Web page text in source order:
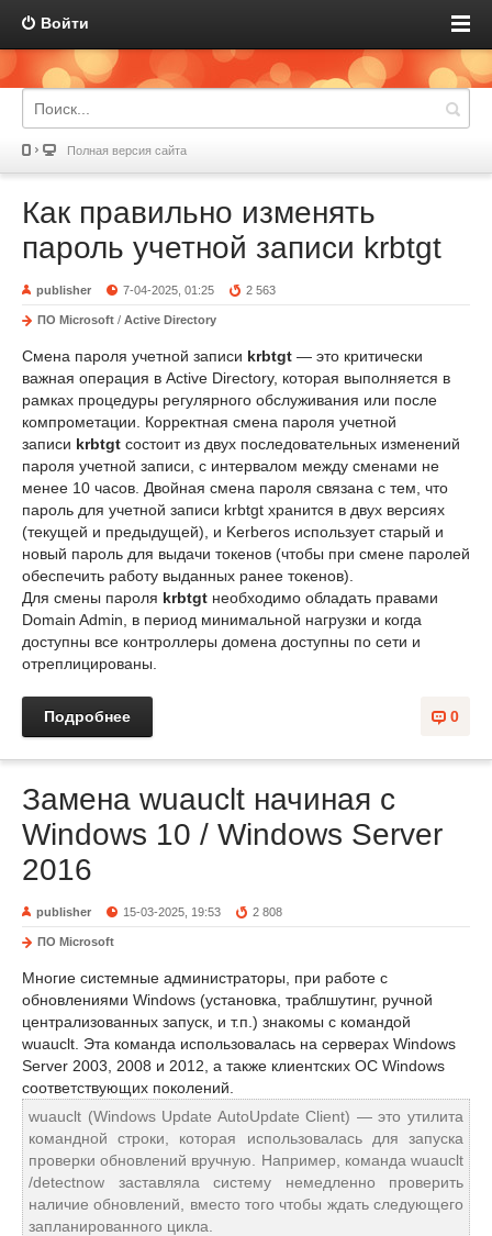
Войти
Полная версия сайта
Как правильно изменять
пароль учетной записи krbtgt
publisher 7-04-2025, 01:25 2 563
ПО Microsoft / Active Directory
Смена пароля учетной записи krbtgt — это критически
важная операция в Active Directory, которая выполняется в
рамках процедуры регулярного обслуживания или после
компрометации. Корректная смена пароля учетной
записи krbtgt состоит из двух последовательных изменений
пароля учетной записи, с интервалом между сменами не
менее 10 часов. Двойная смена пароля связана с тем, что
пароль для учетной записи krbtgt хранится в двух версиях
(текущей и предыдущей), и Kerberos использует старый и
новый пароль для выдачи токенов (чтобы при смене паролей
обеспечить работу выданных ранее токенов).
Для смены пароля krbtgt необходимо обладать правами
Domain Admin, в период минимальной нагрузки и когда
доступны все контроллеры домена доступны по сети и
отреплицированы.
0
Подробнее
Замена wuauclt начиная с
Windows 10 / Windows Server
2016
publisher 15-03-2025, 19:53 2 808
ПО Microsoft
Многие системные администраторы, при работе с
обновлениями Windows (установка, траблшутинг, ручной
централизованных запуск, и т.п.) знакомы с командой
wuauclt. Эта команда использовалась на серверах Windows
Server 2003, 2008 и 2012, а также клиентских ОС Windows
соответствующих поколений.
wuauclt (Windows Update AutoUpdate Client) — это утилита
командной строки, которая использовалась для запуска
проверки обновлений вручную. Например, команда wuauclt
/detectnow заставляла систему немедленно проверить
наличие обновлений, вместо того чтобы ждать следующего
запланированного цикла.